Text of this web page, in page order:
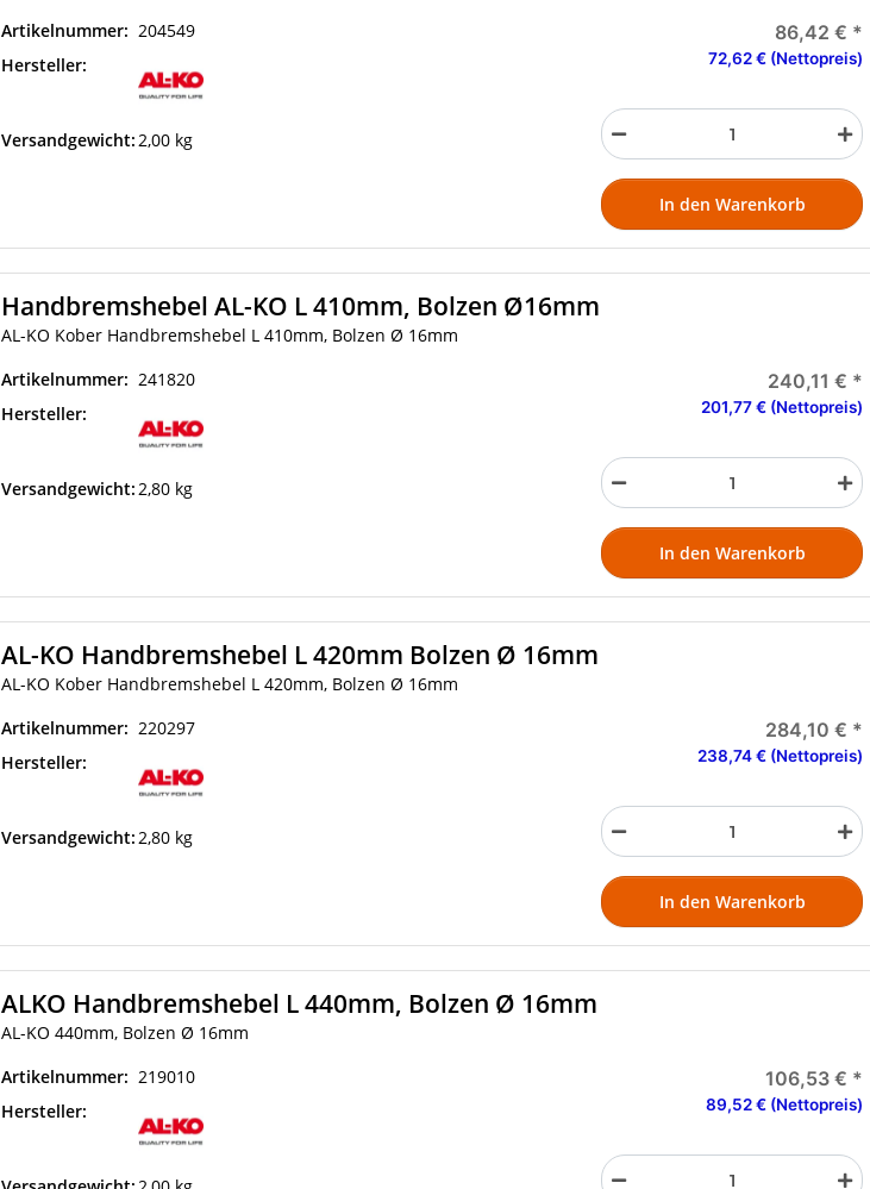
Artikelnummer: 204549
Hersteller:
Versandgewicht:2,00 kg
86,42 € *
72,62 € (Nettopreis)
In den Warenkorb
Handbremshebel AL-KO L 410mm, Bolzen Ø16mm
AL-KO Kober Handbremshebel L 410mm, Bolzen Ø 16mm
Artikelnummer: 241820
Hersteller:
Versandgewicht:2,80 kg
240,11 € *
201,77 € (Nettopreis)
In den Warenkorb
AL-KO Handbremshebel L 420mm Bolzen Ø 16mm
AL-KO Kober Handbremshebel L 420mm, Bolzen Ø 16mm
Artikelnummer: 220297
Hersteller:
Versandgewicht:2,80 kg
284,10 € *
238,74 € (Nettopreis)
In den Warenkorb
ALKO Handbremshebel L 440mm, Bolzen Ø 16mm
AL-KO 440mm, Bolzen Ø 16mm
Artikelnummer: 219010
Hersteller:
106,53 € *
89,52 € (Nettopreis)